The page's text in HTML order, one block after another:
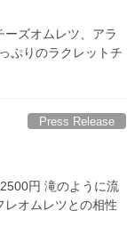
ズオムレツ、アラ
ぷりのラクレットチ
Press Release
円 滝のように流
オムレツとの相性